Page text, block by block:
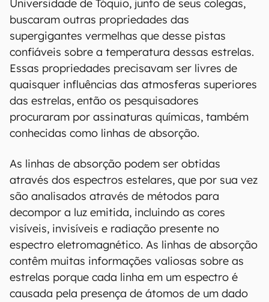
Universidade de Tóquio, junto de seus colegas,
buscaram outras propriedades das
supergigantes vermelhas que desse pistas
confiáveis sobre a temperatura dessas estrelas.
Essas propriedades precisavam ser livres de
quaisquer influências das atmosferas superiores
das estrelas, então os pesquisadores
procuraram por assinaturas químicas, também
conhecidas como linhas de absorção.
As linhas de absorção podem ser obtidas
através dos espectros estelares, que por sua vez
são analisados através de métodos para
decompor a luz emitida, incluindo as cores
visíveis, invisíveis e radiação presente no
espectro eletromagnético. As linhas de absorção
contêm muitas informações valiosas sobre as
estrelas porque cada linha em um espectro é
causada pela presença de átomos de um dado